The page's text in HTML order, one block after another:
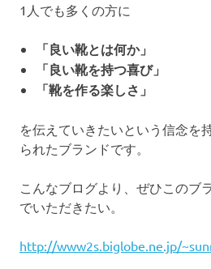
1人でも多くの方に
「良い靴とは何か」
「良い靴を持つ喜び」
「靴を作る楽しさ」
を伝えていきたいという信念を
られたブランドです。
こんなブログより、ぜひこのブ
でいただきたい。
http://www2s.biglobe.ne.jp/